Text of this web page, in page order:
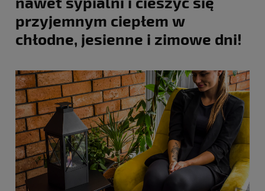
przyjemnym ciepłem w
chłodne, jesienne i zimowe dni!